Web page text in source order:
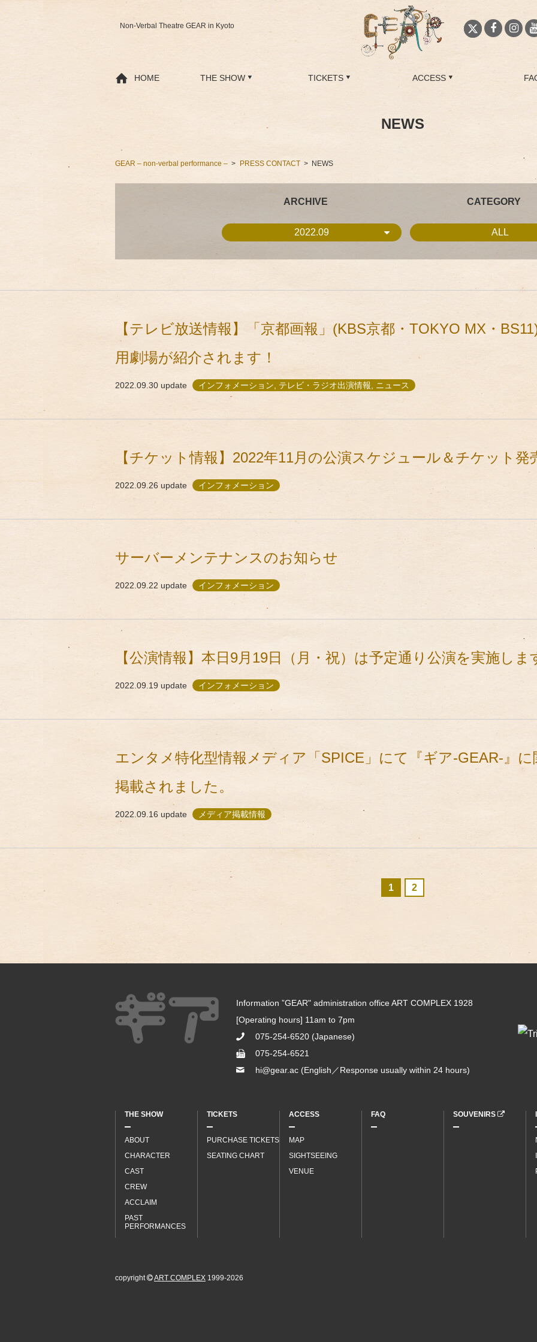
Non-Verbal Theatre GEAR in Kyoto
HOME THE SHOW TICKETS ACCESS
NEWS
GEAR – non-verbal performance – PRESS CONTACT NEWS
ARCHIVE
2022.09
CATEGORY
ALL
【テレビ放送情報】「京都画報」(KBS京都・TOKYO MX・
用劇場が紹介されます！
2022.09.30 update インフォメーション, テレビ・ラジオ出演情報, ニュース
【チケット情報】2022年11月の公演スケジュール＆チケット発
2022.09.26 update インフォメーション
サーバーメンテナンスのお知らせ
2022.09.22 update インフォメーション
【公演情報】本日9月19日（月・祝）は予定通り公演を実施しま
2022.09.19 update インフォメーション
エンタメ特化型情報メディア「SPICE」にて『ギア-GEAR-』
掲載されました。
2022.09.16 update メディア掲載情報
1 2
Information ”GEAR" administration office ART COMPLEX 1928
[Operating hours] 11am to 7pm
075-254-6520 (Japanese)
075-254-6521
hi@gear.ac (English／Response usually within 24 hours)
THE SHOW
ABOUT
CHARACTER
CAST
CREW
ACCLAIM
PAST
PERFORMANCES
TICKETS
PURCHASE TICKETS
SEATING CHART
ACCESS
MAP
SIGHTSEEING
VENUE
FAQ SOUVENIRS
copyright ART COMPLEX 1999-2026